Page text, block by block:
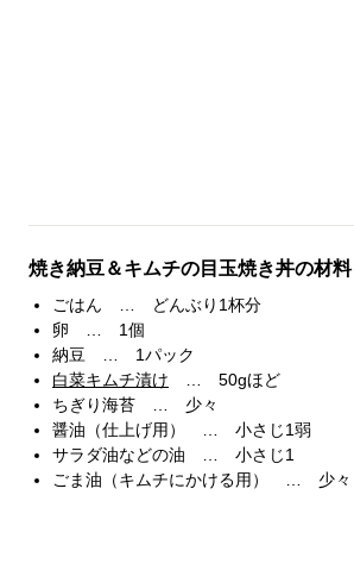
焼き納豆＆キムチの目玉焼き丼の材料
ごはん … どんぶり1杯分
卵 … 1個
納豆 … 1パック
白菜キムチ漬け … 50gほど
ちぎり海苔 … 少々
醤油（仕上げ用） … 小さじ1弱
サラダ油などの油 … 小さじ1
ごま油（キムチにかける用） … 少々